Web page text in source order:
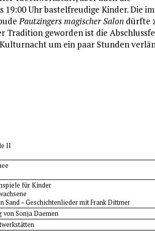
Uhr bastelfreudige Kinder. Die
Pautzingers magischer Salon dürfte
Tradition geworden ist die
um ein paar Stunden
II
für Kinder
Sand – Geschichtenlieder mit Frank Dittmer
von Sonja Daemen